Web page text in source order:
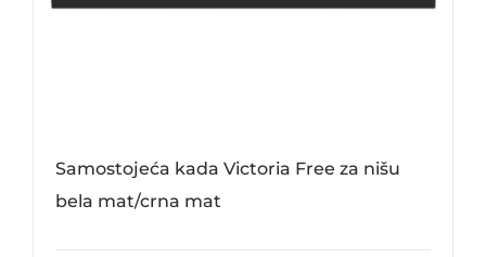
Samostojeća kada Victoria Free za nišu
bela mat/crna mat